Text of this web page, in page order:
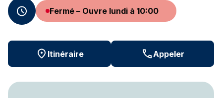
Fermé – Ouvre lundi à 10:00
Itinéraire Appeler